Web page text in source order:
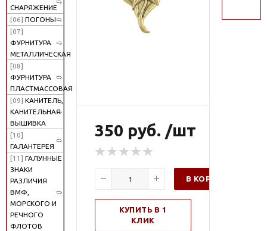
СНАРЯЖЕНИЕ
[06] ПОГОНЫ
[07]
ФУРНИТУРА
МЕТАЛЛИЧЕСКАЯ
[08]
ФУРНИТУРА
ПЛАСТМАССОВАЯ
[09] КАНИТЕЛЬ,
КАНИТЕЛЬНАЯ
ВЫШИВКА
[10]
ГАЛАНТЕРЕЯ
[11] ГАЛУННЫЕ
ЗНАКИ
РАЗЛИЧИЯ
ВМФ,
МОРСКОГО И
РЕЧНОГО
ФЛОТОВ
350 руб. /шт
В КОРЗИНУ
КУПИТЬ В 1
КЛИК